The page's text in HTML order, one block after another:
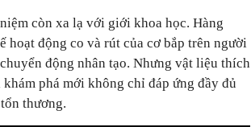
còn xa lạ với giới khoa học. Hàng
hoạt động co và rút của cơ bắp trên người
động nhân tạo. Nhưng vật liệu thích
phá mới không chỉ đáp ứng đầy đủ
thương.